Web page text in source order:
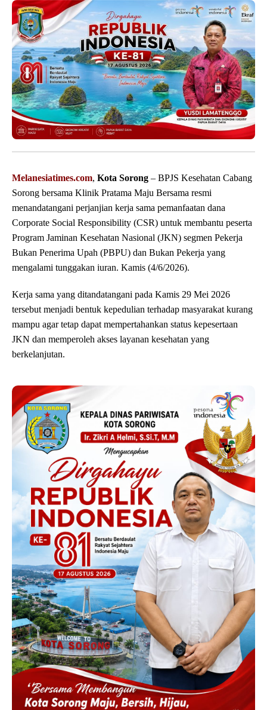
Melanesiatimes.com, Kota Sorong – BPJS Kesehatan Cabang
Sorong bersama Klinik Pratama Maju Bersama resmi
menandatangani perjanjian kerja sama pemanfaatan dana
Corporate Social Responsibility (CSR) untuk membantu peserta
Program Jaminan Kesehatan Nasional (JKN) segmen Pekerja
Bukan Penerima Upah (PBPU) dan Bukan Pekerja yang
mengalami tunggakan iuran. Kamis (4/6/2026).
Kerja sama yang ditandatangani pada Kamis 29 Mei 2026
tersebut menjadi bentuk kepedulian terhadap masyarakat kurang
mampu agar tetap dapat mempertahankan status kepesertaan
JKN dan memperoleh akses layanan kesehatan yang
berkelanjutan.